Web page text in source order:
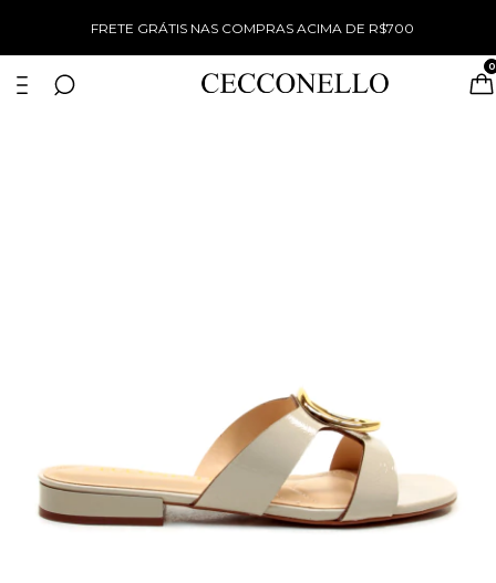
FRETE GRÁTIS NAS COMPRAS ACIMA DE R$700
0